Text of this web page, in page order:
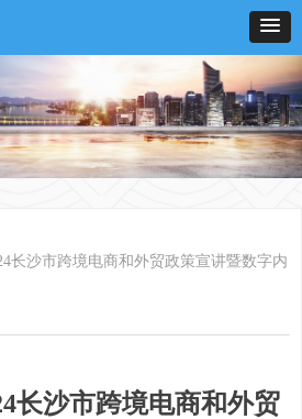
长沙市跨境电商和外贸
长沙市跨境电商和外贸政策宣讲暨数字内